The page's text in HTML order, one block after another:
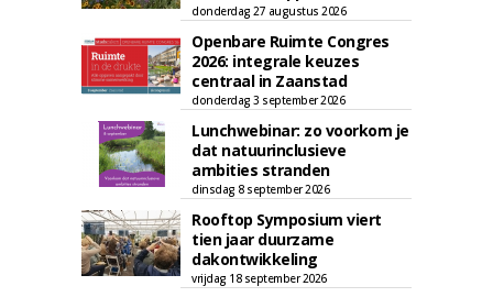
donderdag 27 augustus 2026
Openbare Ruimte Congres
2026: integrale keuzes
centraal in Zaanstad
donderdag 3 september 2026
Lunchwebinar: zo voorkom je
dat natuurinclusieve
ambities stranden
dinsdag 8 september 2026
Rooftop Symposium viert
tien jaar duurzame
dakontwikkeling
vrijdag 18 september 2026